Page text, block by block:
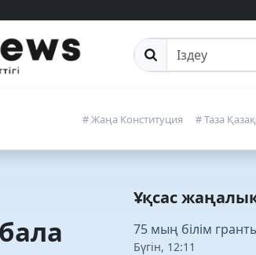
Сайттан іздеу
# Жаңа Конституция # Таза
Ұқсас
75 мың білім
Бүгін, 12:11